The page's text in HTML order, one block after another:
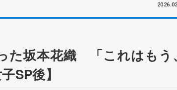
た坂本花織 「これはもう、
SP後】